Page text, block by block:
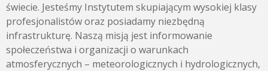
świecie. Jesteśmy Instytutem skupiającym wysokiej klasy
profesjonalistów oraz posiadamy niezbędną
infrastrukturę. Naszą misją jest informowanie
społeczeństwa i organizacji o warunkach
atmosferycznych – meteorologicznych i hydrologicznych,